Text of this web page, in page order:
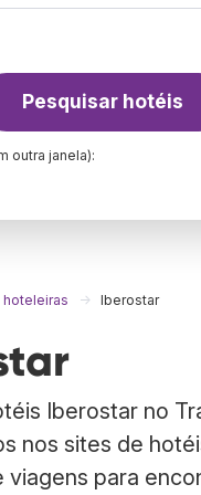
Pesquisar hotéis
outra janela):
hoteleiras Iberostar
Iberostar no
nos sites de
viagens para